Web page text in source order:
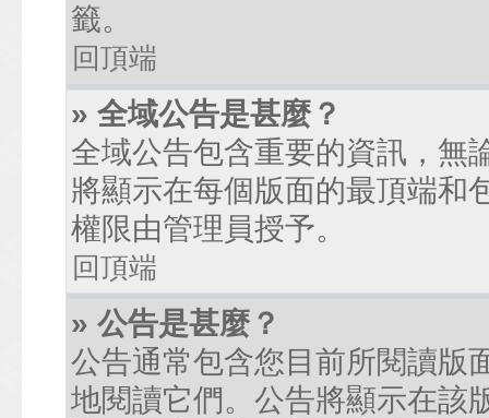
籤。
回頂端
» 全域公告是甚麼？
全域公告包含重要的資訊，無
將顯示在每個版面的最頂端和
權限由管理員授予。
回頂端
» 公告是甚麼？
公告通常包含您目前所閱讀版
地閱讀它們。公告將顯示在該